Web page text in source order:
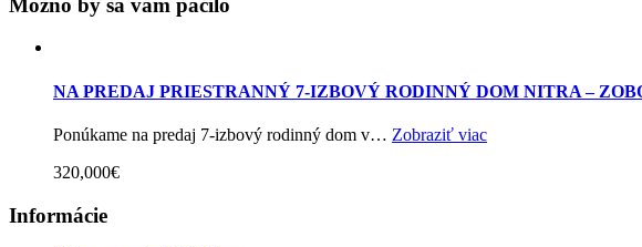
NA PREDAJ PRIESTRANNÝ 7-IZBOVÝ RODINNÝ DOM NITRA –
Ponúkame na predaj 7-izbový rodinný dom v… Zobraziť viac
320,000€
Informácie